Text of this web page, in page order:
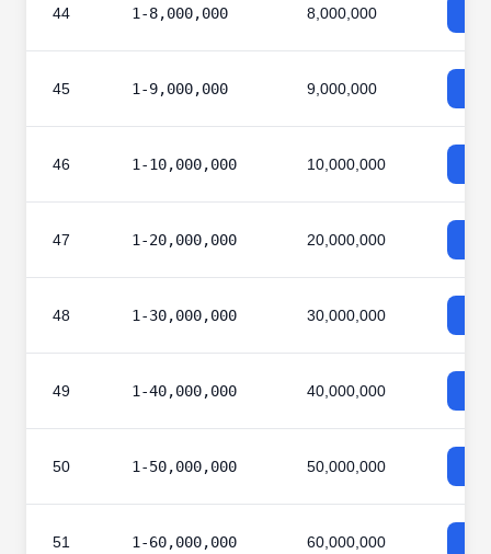
44 1-8,000,000 8,000,000
45 1-9,000,000 9,000,000
46 1-10,000,000 10,000,000
47 1-20,000,000 20,000,000
48 1-30,000,000 30,000,000
49 1-40,000,000 40,000,000
50 1-50,000,000 50,000,000
51 1-60,000,000 60,000,000